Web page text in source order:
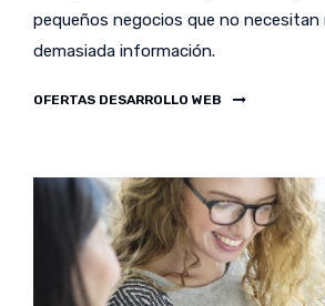
pequeños negocios que no
demasiada información.
OFERTAS DESARROLLO WEB